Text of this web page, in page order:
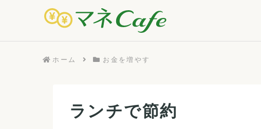
ホーム お金を増やす
ランチで節約